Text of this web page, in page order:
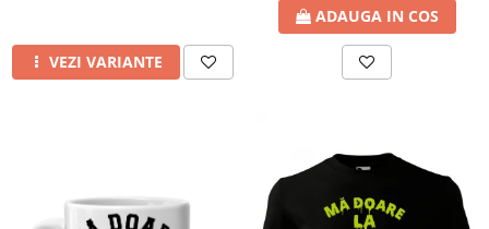
VEZI VARIANTE
ADAUGA IN COS